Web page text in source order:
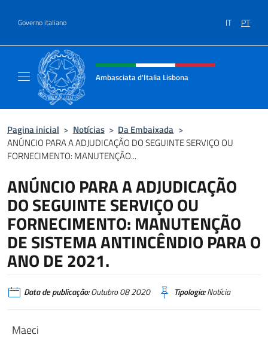
Governo italiano IT PT
Site, social e cabeçalho do menu
Ambasciata d'Italia Lisbona
Pagina inicial > Notícias > Da Embaixada >
ANÚNCIO PARA A ADJUDICAÇÃO DO SEGUINTE SERVIÇO OU
FORNECIMENTO: MANUTENÇÃO...
ANÚNCIO PARA A ADJUDICAÇÃO
DO SEGUINTE SERVIÇO OU
FORNECIMENTO: MANUTENÇÃO
DE SISTEMA ANTINCÊNDIO PARA O
ANO DE 2021.
Data de publicação:Outubro 08 2020 Tipologia:Notícia
Maeci